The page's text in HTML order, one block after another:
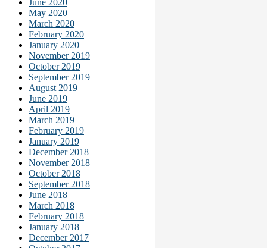
May 2020
March 2020
February 2020
January 2020
November 2019
October 2019
September 2019
August 2019
June 2019
April 2019
March 2019
February 2019
January 2019
December 2018
November 2018
October 2018
September 2018
June 2018
March 2018
February 2018
January 2018
December 2017